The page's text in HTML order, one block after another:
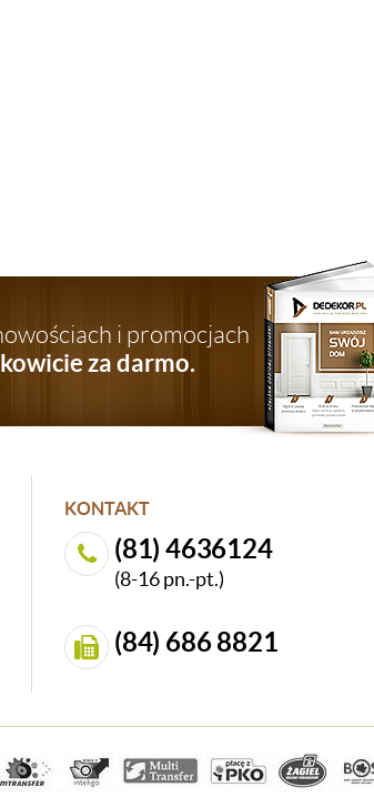
i promocjach
za darmo.
KONTAKT
(81) 4636124
(8-16 pn.-pt.)
(84) 686 8821